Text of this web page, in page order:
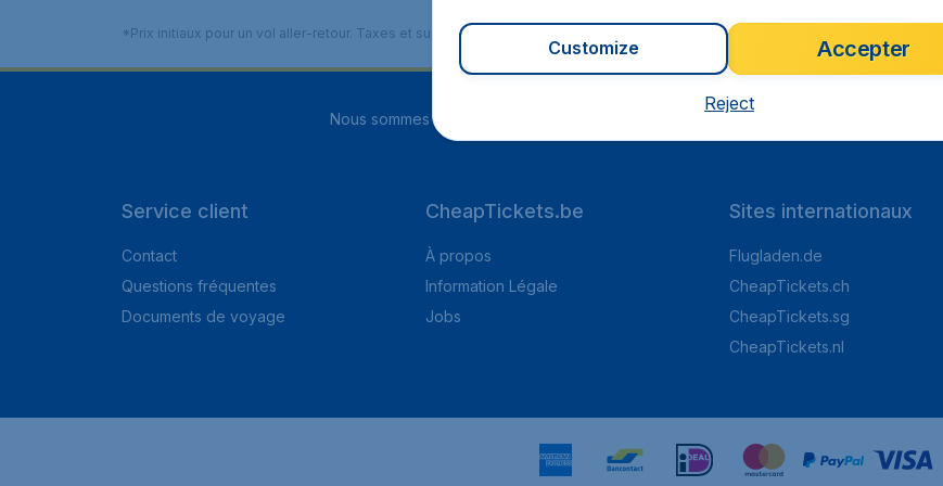
*Prix initiaux pour un vol aller-retour. Taxes et suppléments inclus. Les prix ne comprennent pas les frais de réservation à € 29,90.
Nous sommes notés
Service client
Contact
Questions fréquentes
Documents de voyage
CheapTickets.be
À propos
Information Légale
Jobs
Sites internationaux
Flugladen.de
CheapTickets.ch
CheapTickets.sg
CheapTickets.nl
Accepter
Customize
Reject